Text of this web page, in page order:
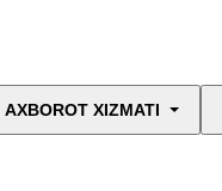
AXBOROT XIZMATI